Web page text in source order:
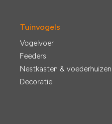
Tuinvogels
Vogelvoer
Feeders
Nestkasten & voederhuizen
Decoratie